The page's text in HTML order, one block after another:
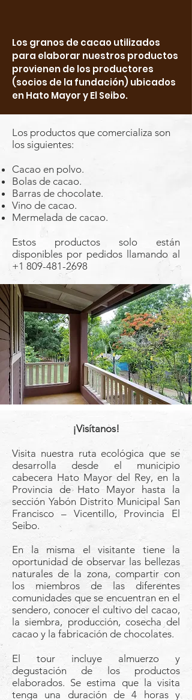
Los granos de cacao utilizados
para elaborar nuestros productos
provienen de los productores
(socios de la fundación) ubicados
en Hato Mayor y El Seibo.
Los productos que comercializa son
los siguientes:
Cacao en polvo.
Bolas de cacao.
Barras de chocolate.
Vino de cacao.
Mermelada de cacao.
Estos productos solo están
disponibles por pedidos llamando al
+1 809-481-2698
¡Visítanos!​
Visita nuestra ruta ecológica que se
desarrolla desde el municipio
cabecera Hato Mayor del Rey, en la
Provincia de Hato Mayor hasta la
sección Yabón Distrito Municipal San
Francisco – Vicentillo, Provincia El
Seibo.
En la misma el visitante tiene la
oportunidad de observar las bellezas
naturales de la zona, compartir con
los miembros de las diferentes
comunidades que se encuentran en el
sendero, conocer el cultivo del cacao,
la siembra, producción, cosecha del
cacao y la fabricación de chocolates.
El tour incluye almuerzo y
degustación de los productos
elaborados. Se estima que la visita
tenga una duración de 4 horas y